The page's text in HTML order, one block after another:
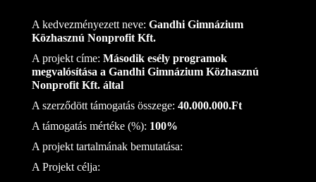
A kedvezményezett neve: Gandhi Gimnázium
Közhasznú Nonprofit Kft.
A projekt címe: Második esély programok
megvalósítása a Gandhi Gimnázium Közhasznú
Nonprofit Kft. által
A szerződött támogatás összege: 40.000.000.Ft
A támogatás mértéke (%): 100%
A projekt tartalmának bemutatása:
A Projekt célja: